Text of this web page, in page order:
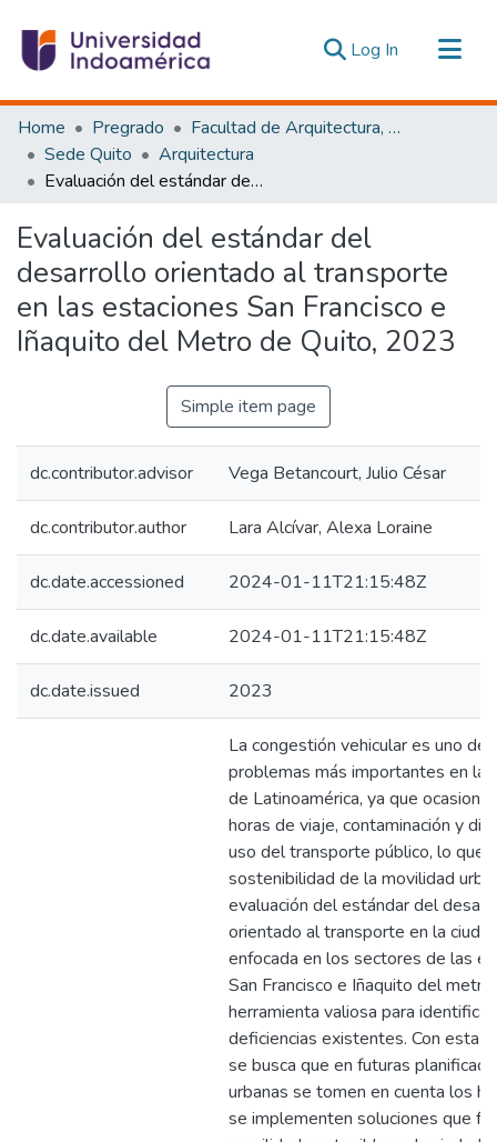
Log In (current)
Communities & Collections
All of DSpace
Statistics
Estadísticas Externas
Home Pregrado
Facultad de Arquitectura, Artes y Diseño
Sede Quito
Arquitectura
Evaluación del estándar del desarrollo orientado al transporte en las estaciones San Francisco e Iñaquito del Metro de Quito, 2023
Evaluación del estándar del
desarrollo orientado al transporte
en las estaciones San Francisco e
Iñaquito del Metro de Quito, 2023
Simple item page
dc.contributor.advisor Vega Betancourt, Julio César
dc.contributor.author Lara Alcívar, Alexa Loraine
dc.date.accessioned 2024-01-11T21:15:48Z
dc.date.available 2024-01-11T21:15:48Z
dc.date.issued 2023
La congestión vehicular es uno de
problemas más importantes en
de Latinoamérica, ya que ocasiona
horas de viaje, contaminación y
uso del transporte público, lo que
sostenibilidad de la movilidad
evaluación del estándar del
orientado al transporte en la
enfocada en los sectores de las
San Francisco e Iñaquito del
herramienta valiosa para
deficiencias existentes. Con esta
se busca que en futuras
urbanas se tomen en cuenta los
se implementen soluciones que